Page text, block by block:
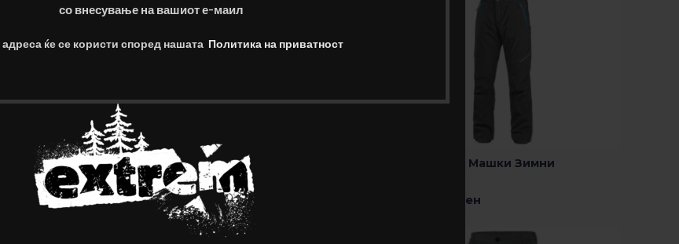
со внесување на вашиот е-маил
ќе се користи според нашата Политика на приватност
Панталони
AKRON – Женски Софтшел
Панталони
2,660.00 Ден
Изберете Опции
TRENTON – Машки Зимни
Ден